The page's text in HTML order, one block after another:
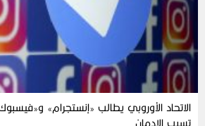
الاتحاد الأوروبي يطالب «إنستجرام»
تسبب الإدمان